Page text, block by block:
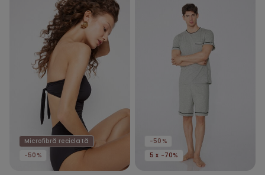
Microfibră reciclată
-50%
-50%
5 x -70%